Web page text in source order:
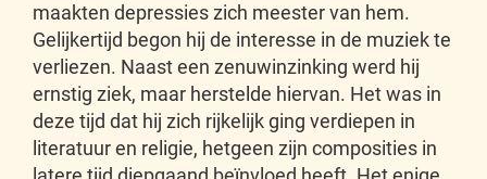
maakten depressies zich meester van hem.
Gelijkertijd begon hij de interesse in de muziek te
verliezen. Naast een zenuwinzinking werd hij
ernstig ziek, maar herstelde hiervan. Het was in
deze tijd dat hij zich rijkelijk ging verdiepen in
literatuur en religie, hetgeen zijn composities in